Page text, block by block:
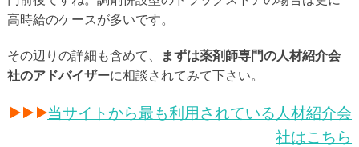
高時給のケースが多いです。
その辺りの詳細も含めて、
まずは薬剤師専門の人材紹介会
社のアドバイザーに相談されてみて下さい。
当サイトから最も利用されている人材紹介会
社はこちら